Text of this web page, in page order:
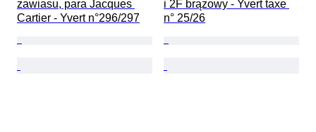
zawiasu, para Jacques
Cartier - Yvert n°296/297
i 2F brązowy - Yvert taxe
n° 25/26